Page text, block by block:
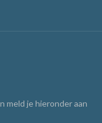
meld je hieronder aan